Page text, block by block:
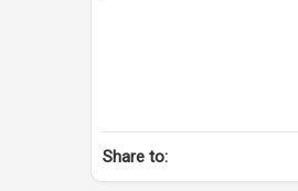
Share to: